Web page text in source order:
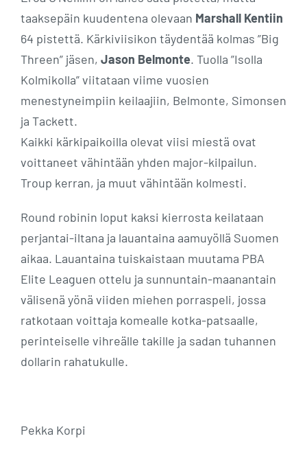
taaksepäin kuudentena olevaan Marshall Kentiin
64 pistettä. Kärkiviisikon täydentää kolmas ”Big
Threen” jäsen, Jason Belmonte. Tuolla ”Isolla
Kolmikolla” viitataan viime vuosien
menestyneimpiin keilaajiin, Belmonte, Simonsen
ja Tackett.
Kaikki kärkipaikoilla olevat viisi miestä ovat
voittaneet vähintään yhden major-kilpailun.
Troup kerran, ja muut vähintään kolmesti.
Round robinin loput kaksi kierrosta keilataan
perjantai-iltana ja lauantaina aamuyöllä Suomen
aikaa. Lauantaina tuiskaistaan muutama PBA
Elite Leaguen ottelu ja sunnuntain-maanantain
välisenä yönä viiden miehen porraspeli, jossa
ratkotaan voittaja komealle kotka-patsaalle,
perinteiselle vihreälle takille ja sadan tuhannen
dollarin rahatukulle.
Pekka Korpi